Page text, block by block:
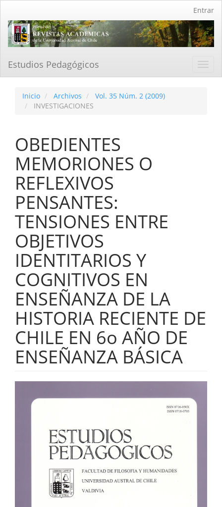
Contenido
principal
Barra
Entrar
Estudios Pedagógicos
Inicio Archivos
Vol. 35 Núm. 2 (2009)
INVESTIGACIONES
OBEDIENTES
MEMORIONES O
REFLEXIVOS
PENSANTES:
TENSIONES ENTRE
OBJETIVOS
IDENTITARIOS Y
COGNITIVOS EN
ENSEÑANZA DE LA
HISTORIA RECIENTE DE
CHILE EN 6o AÑO DE
ENSEÑANZA BÁSICA
lateral
artículo